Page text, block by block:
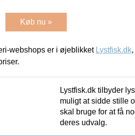
Køb nu »
webshops er i øjeblikket Lystfisk.dk,
Lystfisk.dk tilbyder
muligt at sidde stille
skal bruge for at få
deres udvalg.